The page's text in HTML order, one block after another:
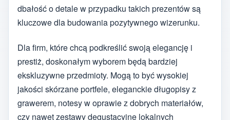
dbałość o detale w przypadku takich prezentów są
kluczowe dla budowania pozytywnego wizerunku.
Dla firm, które chcą podkreślić swoją elegancję i
prestiż, doskonałym wyborem będą bardziej
ekskluzywne przedmioty. Mogą to być wysokiej
jakości skórzane portfele, eleganckie długopisy z
grawerem, notesy w oprawie z dobrych materiałów,
czy nawet zestawy degustacyjne lokalnych